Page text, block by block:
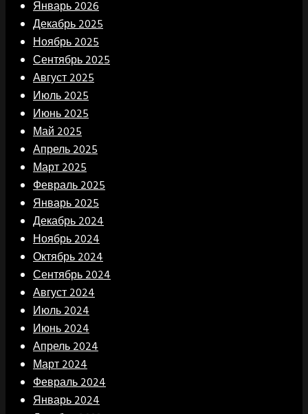
Январь 2026
Декабрь 2025
Ноябрь 2025
Сентябрь 2025
Август 2025
Июль 2025
Июнь 2025
Май 2025
Апрель 2025
Март 2025
Февраль 2025
Январь 2025
Декабрь 2024
Ноябрь 2024
Октябрь 2024
Сентябрь 2024
Август 2024
Июль 2024
Июнь 2024
Апрель 2024
Март 2024
Февраль 2024
Январь 2024